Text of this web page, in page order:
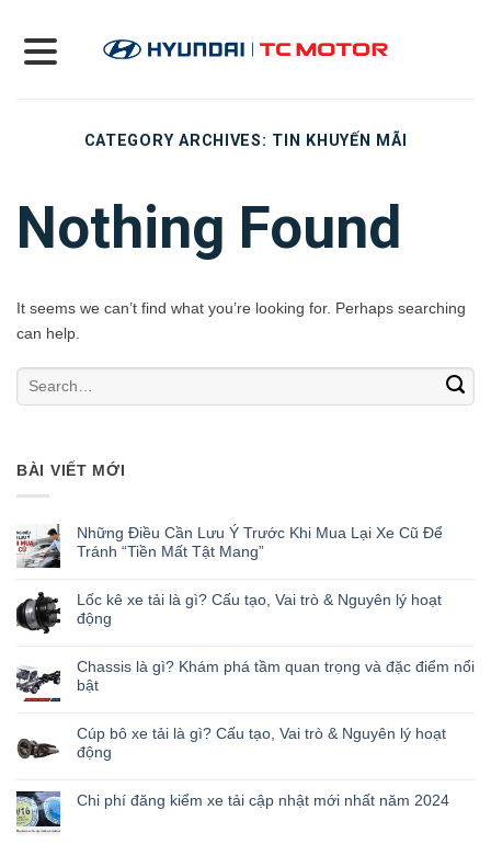
content
CATEGORY ARCHIVES: TIN KHUYẾN MÃI
Nothing Found
It seems we can’t find what you’re looking for. Perhaps searching
can help.
BÀI VIẾT MỚI
Những Điều Cần Lưu Ý Trước Khi Mua Lại Xe Cũ Để
Tránh “Tiền Mất Tật Mang”
Lốc kê xe tải là gì? Cấu tạo, Vai trò & Nguyên lý hoạt
động
Chassis là gì? Khám phá tầm quan trọng và đặc điểm nổi
bật
Cúp bô xe tải là gì? Cấu tạo, Vai trò & Nguyên lý hoạt
động
Chi phí đăng kiểm xe tải cập nhật mới nhất năm 2024